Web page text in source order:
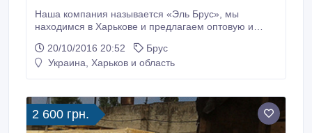
Наша компания называется «Эль Брус», мы
находимся в Харькове и предлагаем оптовую и
деревообработки по самым выгодным ценам в
городе. У нас Вы можете приобрести: - доску
строительства и ремонта: - блок хаус; - вагонку; -
доску для пола, наличники, плинтуса; - деревянные
короба; - нащельники; - углы наружные и прочее.
20/10/2016 20:52
Брус
Украина, Харьков и область
2 600 грн.